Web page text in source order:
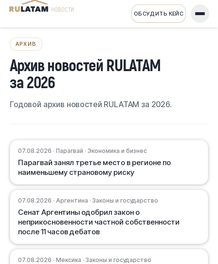
НОВОСТИ ОБСУДИТЬ КЕЙС
АРХИВ
Архив новостей RULATAM
за 2026
Годовой архив новостей RULATAM за 2026.
07.08.2026 · Парагвай · Экономика и бизнес
Парагвай занял третье место в регионе по
наименьшему страновому риску
07.08.2026 · Аргентина · Законы и государство
Сенат Аргентины одобрил закон о
неприкосновенности частной собственности
после 11 часов дебатов
07.08.2026 · Мексика · Законы и государство